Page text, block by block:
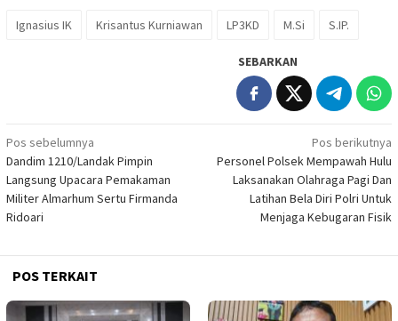
Ignasius IK Krisantus Kurniawan LP3KD M.Si S.IP.
SEBARKAN
Navigasi
pos
Pos sebelumnya
Dandim 1210/Landak Pimpin
Langsung Upacara Pemakaman
Militer Almarhum Sertu Firmanda
Ridoari
Pos berikutnya
Personel Polsek Mempawah Hulu
Laksanakan Olahraga Pagi Dan
Latihan Bela Diri Polri Untuk
Menjaga Kebugaran Fisik
POS TERKAIT